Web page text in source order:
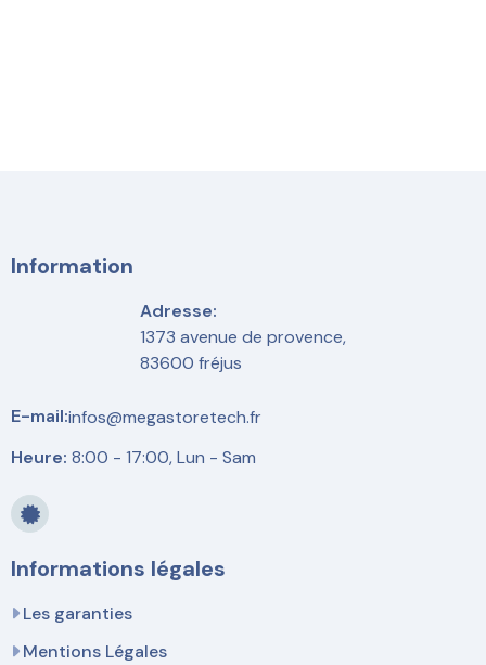
Information
Adresse:
1373 avenue de provence,
83600 fréjus
E-mail:infos@megastoretech.fr
Heure: 8:00 - 17:00, Lun - Sam
Informations légales
Les garanties
Mentions Légales